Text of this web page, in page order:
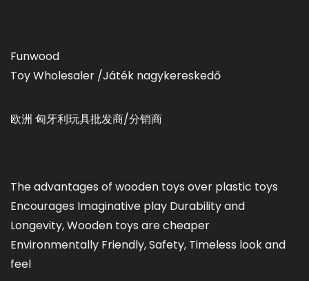
Funwood
Toy Wholesaler /Játék nagykereskedő
欧洲 匈牙利玩具批发商/分销商
The advantages of wooden toys over plastic toys
Encourages Imaginative play Durability and
Longevity, Wooden toys are cheaper
Environmentally Friendly, Safety, Timeless look and
feel